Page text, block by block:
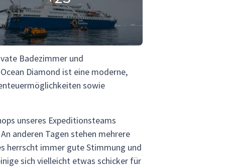
Badezimmer und
Diamond ist eine moderne,
sowie
unseres Expeditionsteams
anderen Tagen stehen mehrere
herrscht immer gute Stimmung und
sich vielleicht etwas schicker für